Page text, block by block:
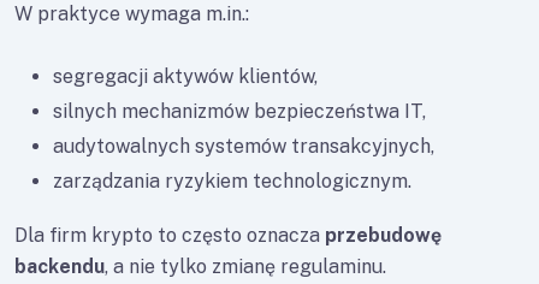
W praktyce wymaga m.in.:
segregacji aktywów klientów,
silnych mechanizmów bezpieczeństwa IT,
audytowalnych systemów transakcyjnych,
zarządzania ryzykiem technologicznym.
Dla firm krypto to często oznacza przebudowę
backendu, a nie tylko zmianę regulaminu.